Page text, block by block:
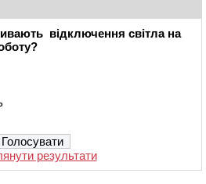
відключення світла на
результати